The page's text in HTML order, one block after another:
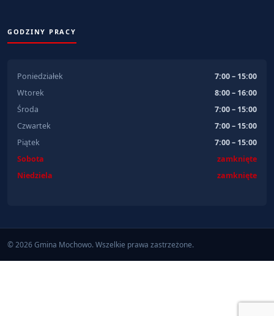
GODZINY PRACY
Poniedziałek
7:00 – 15:00
Wtorek
8:00 – 16:00
Środa
7:00 – 15:00
Czwartek
7:00 – 15:00
Piątek
7:00 – 15:00
Sobota
zamknięte
Niedziela
zamknięte
© 2026 Gmina Mochowo. Wszelkie prawa zastrzeżone.